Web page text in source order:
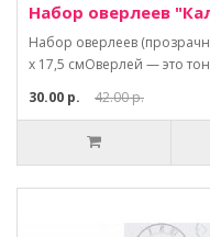
Набор оверлеев
Набор оверлеев
х 17,5 смОверлей — это
30.00 р.
42.00 р.